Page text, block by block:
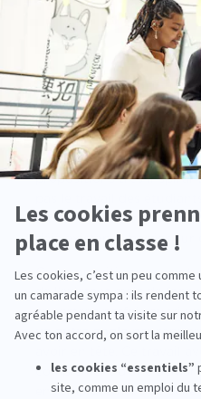
LES LIMITES DE L’IA :UN
D’UNE EXPERTISE
L’IA est donc un outil
propositions très
pas le travail des
tente de récréer des
déjà existants, basées sur
Ces propositions ne sont
de l’existant mais de
apportent parfois aussi
un autre anglepar rapport
complément d’une
en remplacement de